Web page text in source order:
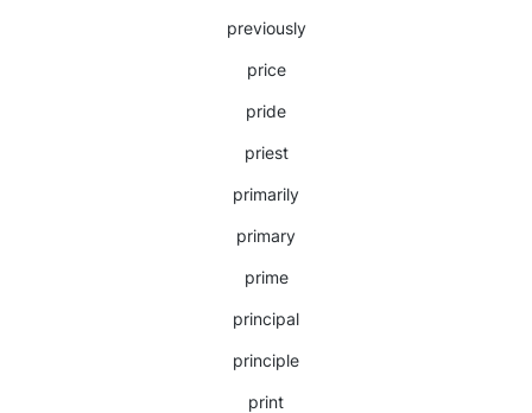
previously
price
pride
priest
primarily
primary
prime
principal
principle
print